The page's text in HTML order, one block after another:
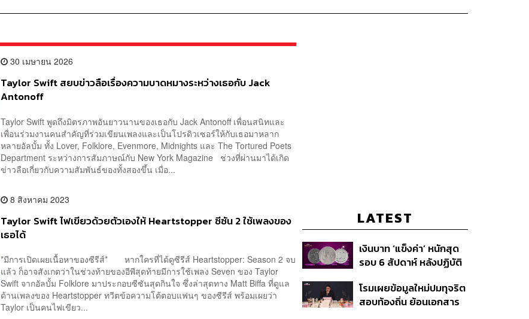
30 เมษายน 2026
Taylor Swift สยบข่าวลือเรื่องความบาดหมางระหว่างเธอกับ Jack
Antonoff
Taylor Swift พูดถึงมิตรภาพอันยาวนานของเธอกับ Jack Antonoff เพื่อนสนิทและ
เพื่อนร่วมงานคนสำคัญที่ร่วมเขียนเพลงและเป็นโปรดิวเซอร์ให้กับเธอมาหลาก
หลายอัลบั้ม ทั้ง Lover, Folklore, Evenmore, Midnights และ The Tortured Poets
Department ระหว่างการสัมภาษณ์กับ New York Magazine ช่วงที่ผ่านมาได้เกิด
ข่าวลือเกี่ยวกับความสัมพันธ์ของทั้งสองขึ้น เมื่อ...
8 สิงหาคม 2023
Taylor Swift ไฟเขียวด้วยตัวเองให้ Heartstopper ซีซัน 2 ใช้เพลงของ
เธอได้
*มีการเปิดเผยเนื้อหาของซีรีส์* หากใครที่ได้ดูซีรีส์ Heartstopper: Season 2 จบ
แล้ว ก็อาจสังเกตว่าในช่วงท้ายของอีพีสุดท้ายมีการใช้เพลง Seven ของ Taylor
Swift จากอัลบั้ม Folklore มาประกอบซีซันสุดกินใจ ซึ่งล่าสุดทาง Matt Biffa ที่ดูแล
ด้านเพลงของ Heartstopper ทวีตข้อความโต้ตอบแฟนๆ ของซีรีส์ พร้อมเผยว่า
Taylor เป็นคนไฟเขียว...
LATEST
เงินบาท ‘แข็งค่า’ หนักสุด
รอบ 6 สัปดาห์ หลังปฏิบัติ
สหรัฐฯ-ญี่ปุ่น Standard
Chartered เปิดเป้าสิ้นปีนี้
โรมเผยข้อมูลใหม่ปมทุจริต
สอบท้องถิ่น ย้อนเอกสาร